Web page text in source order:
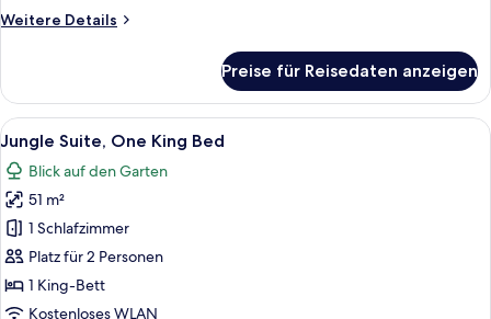
Weitere Details
Weitere
Suite,
One
King
Preise für Reisedaten anzeigen
Alle
Fotos
für
Jungle
Suite,
One
King
Bed
Ein Balkon mit Holzküchen und
10
Jungle Suite, One King Bed
Blick auf den Garten
51 m²
1 Schlafzimmer
Platz für 2 Personen
1 King-Bett
Kostenloses WLAN